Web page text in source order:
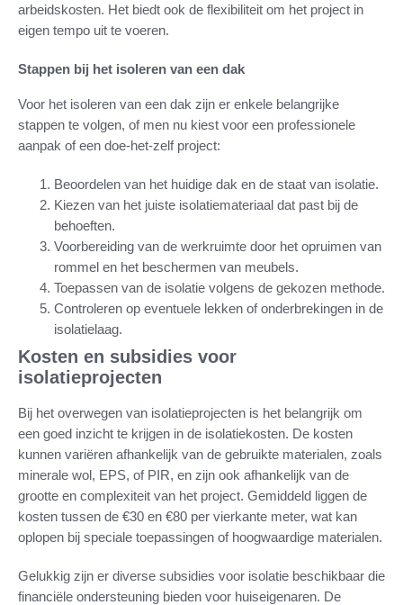
arbeidskosten. Het biedt ook de flexibiliteit om het project in
eigen tempo uit te voeren.
Stappen bij het isoleren van een dak
Voor het isoleren van een dak zijn er enkele belangrijke
stappen te volgen, of men nu kiest voor een professionele
aanpak of een doe-het-zelf project:
Beoordelen van het huidige dak en de staat van isolatie.
Kiezen van het juiste isolatiemateriaal dat past bij de
behoeften.
Voorbereiding van de werkruimte door het opruimen van
rommel en het beschermen van meubels.
Toepassen van de isolatie volgens de gekozen methode.
Controleren op eventuele lekken of onderbrekingen in de
isolatielaag.
Kosten en subsidies voor
isolatieprojecten
Bij het overwegen van isolatieprojecten is het belangrijk om
een goed inzicht te krijgen in de isolatiekosten. De kosten
kunnen variëren afhankelijk van de gebruikte materialen, zoals
minerale wol, EPS, of PIR, en zijn ook afhankelijk van de
grootte en complexiteit van het project. Gemiddeld liggen de
kosten tussen de €30 en €80 per vierkante meter, wat kan
oplopen bij speciale toepassingen of hoogwaardige materialen.
Gelukkig zijn er diverse subsidies voor isolatie beschikbaar die
financiële ondersteuning bieden voor huiseigenaren. De